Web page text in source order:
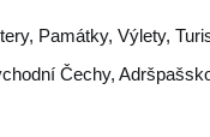
Památky, Výlety,
Čechy,